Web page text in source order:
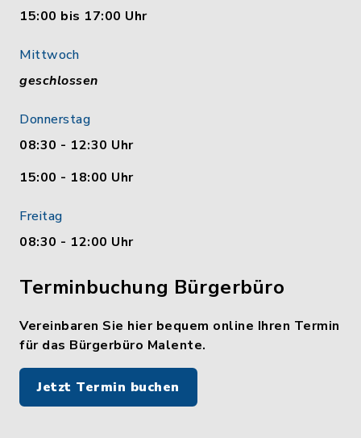
15:00 bis 17:00 Uhr
Mittwoch
geschlossen
Donnerstag
08:30 - 12:30 Uhr
15:00 - 18:00 Uhr
Freitag
08:30 - 12:00 Uhr
Terminbuchung Bürgerbüro
Vereinbaren Sie hier bequem online Ihren Termin
für das Bürgerbüro Malente.
Jetzt Termin buchen